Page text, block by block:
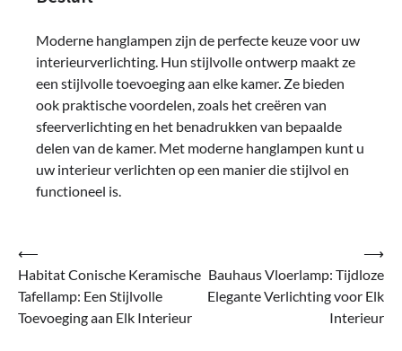
Moderne hanglampen zijn de perfecte keuze voor uw
interieurverlichting. Hun stijlvolle ontwerp maakt ze
een stijlvolle toevoeging aan elke kamer. Ze bieden
ook praktische voordelen, zoals het creëren van
sfeerverlichting en het benadrukken van bepaalde
delen van de kamer. Met moderne hanglampen kunt u
uw interieur verlichten op een manier die stijlvol en
functioneel is.
Bericht
navigatie
⟵
Habitat Conische Keramische
Tafellamp: Een Stijlvolle
Toevoeging aan Elk Interieur
Bauhaus Vloerlamp: Tijdloze
Elegante Verlichting voor Elk
Interieur
⟶